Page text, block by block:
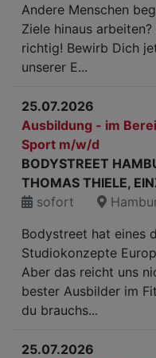
Andere Menschen
Ziele hinaus
richtig! Bewirb Dich
unserer E...
25.07.2026
Ausbildung - im
Sport m/w/d
BODYSTREET
THOMAS THIELE,
sofort
Bodystreet hat eines
Studiokonzepte
Aber das reicht uns
bester Ausbilder im
du brauchs...
25.07.2026